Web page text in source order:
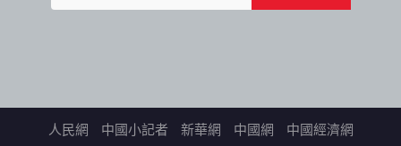
人民網 中國小記者 新華網 中國網 中國經濟網